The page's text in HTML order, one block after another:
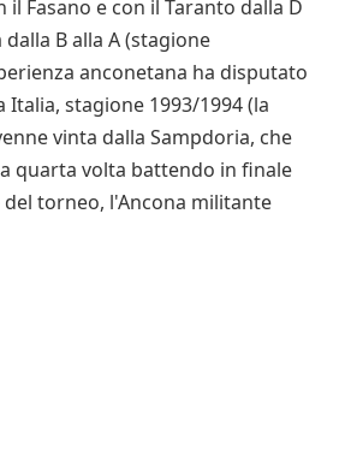
Fasano e con il Taranto dalla D
dalla B alla A (stagione
anconetana ha disputato
Italia, stagione 1993/1994 (la
vinta dalla Sampdoria, che
quarta volta battendo in finale
torneo, l'Ancona militante